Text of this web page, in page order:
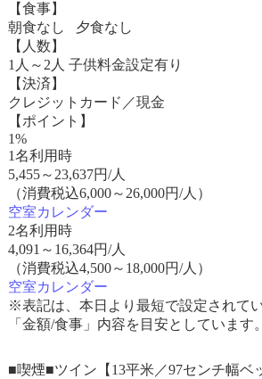
【食事】
朝食なし 夕食なし
【人数】
1人～2人 子供料金設定有り
【決済】
クレジットカード／現金
【ポイント】
1%
1名利用時
5,455～ 23,637円/人
（消費税込6,000～26,000円/人）
空室カレンダー
2名利用時
4,091 ～ 16,364円/人
（消費税込4,500～18,000円/人）
空室カレンダー
※表記は、本日より最短で設定されて
「金額/食事」内容を目安としています。
■喫煙■ツイン【13平米／97センチ幅ベ